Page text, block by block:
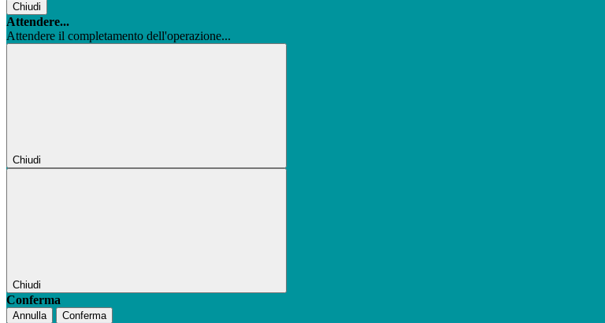
Chiudi
Attendere...
Attendere il completamento dell'operazione...
Chiudi
Chiudi
Conferma
Annulla Conferma